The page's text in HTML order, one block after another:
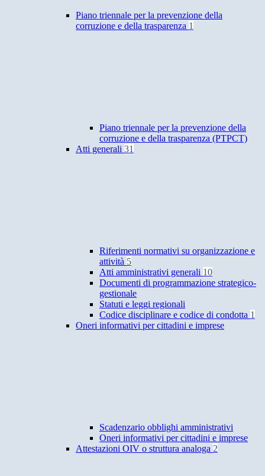
Piano triennale per la prevenzione della
corruzione e della trasparenza 1
Piano triennale per la prevenzione della
corruzione e della trasparenza (PTPCT)
Atti generali 31
Riferimenti normativi su organizzazione e
attività 5
Atti amministrativi generali 10
Documenti di programmazione strategico-
gestionale
Statuti e leggi regionali
Codice disciplinare e codice di condotta 1
Oneri informativi per cittadini e imprese
Scadenzario obblighi amministrativi
Oneri informativi per cittadini e imprese
Attestazioni OIV o struttura analoga 2